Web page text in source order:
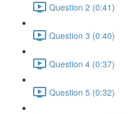
Question 2 (0:41)
Question 3 (0:40)
Question 4 (0:37)
Question 5 (0:32)